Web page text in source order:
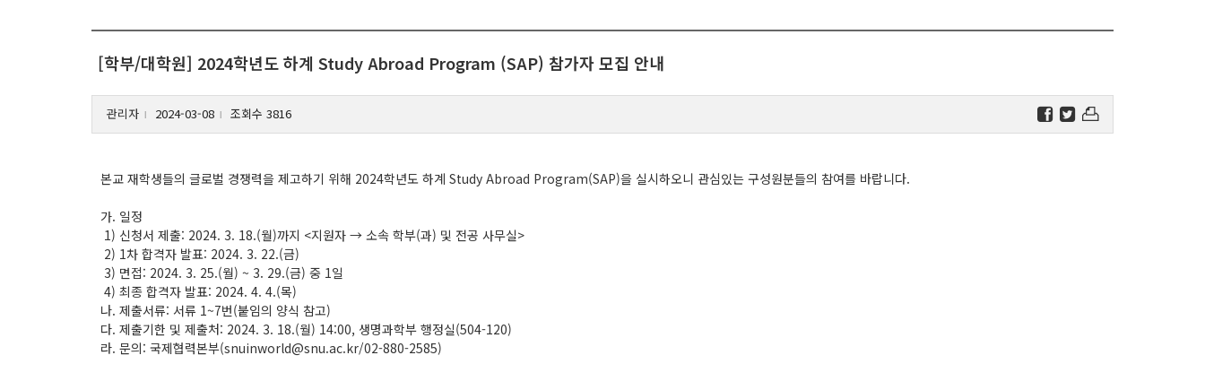
[학부/대학원] 2024학년도 하계 Study Abroad Program (SAP) 참가자 모집 안내
관리자 l 2024-03-08 l 조회수 3816
본교 재학생들의 글로벌 경쟁력을 제고하기 위해 2024학년도 하계 Study Abroad Program(SAP)을 실시하오니 관심있는 구성원분들의 참여를 바랍니다.
가. 일정
1) 신청서 제출: 2024. 3. 18.(월)까지 <지원자 → 소속 학부(과) 및 전공 사무실>
2) 1차 합격자 발표: 2024. 3. 22.(금)
3) 면접: 2024. 3. 25.(월) ~ 3. 29.(금) 중 1일
4) 최종 합격자 발표: 2024. 4. 4.(목)
나. 제출서류: 서류 1~7번(붙임의 양식 참고)
다. 제출기한 및 제출처: 2024. 3. 18.(월) 14:00, 생명과학부 행정실(504-120)
라. 문의: 국제협력본부(snuinworld@snu.ac.kr/02-880-2585)